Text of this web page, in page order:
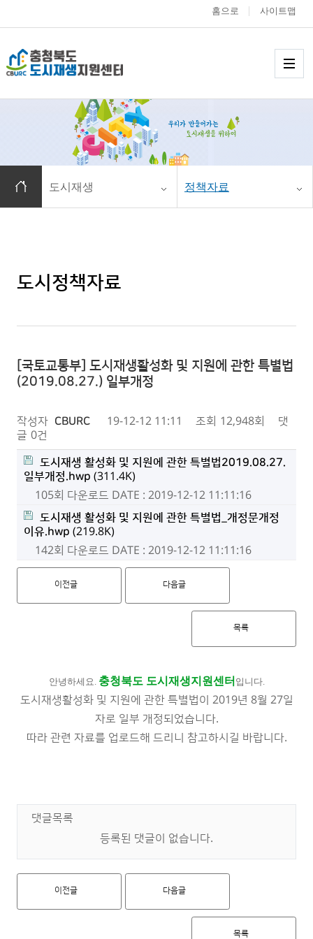
충청북도 도시재
홈으로 사이트맵
홈으로 이동
도시재생 정책자료
도시정책자료
[국토교통부] 도시재생활성화 및 지원에 관한 특별법
(2019.08.27.) 일부개정
작성자 CBURC 19-12-12 11:11 조회 12,948회
댓
글 0건
도시재생 활성화 및 지원에 관한 특별법2019.08.27.
일부개정.hwp (311.4K)
105회 다운로드 DATE : 2019-12-12 11:11:16
도시재생 활성화 및 지원에 관한 특별법_개정문개정
이유.hwp (219.8K)
142회 다운로드 DATE : 2019-12-12 11:11:16
이전글 다음글
목록
안녕하세요. 충청북도 도시재생지원센터 입니다.
도시재생활성화 및 지원에 관한 특별법이 2019년 8월 27일
자로 일부 개정되었습니다.
따라 관련 자료를 업로드해 드리니 참고하시길 바랍니다.
댓글목록
등록된 댓글이 없습니다.
이전글 다음글
목록